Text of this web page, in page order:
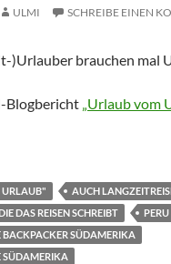
ULMI SCHREIBE EINEN
)Urlauber brauchen mal
Blogbericht „Urlaub vom
AUCH
DAS REISEN SCHREIBT
PERU
BACKPACKER SÜDAMERIKA
SÜDAMERIKA